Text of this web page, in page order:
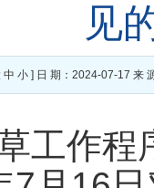
见
中 小] 日 期：2024-07-17 来
工作程